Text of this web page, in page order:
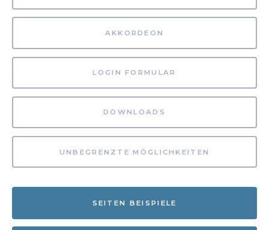
AKKORDEON
LOGIN FORMULAR
DOWNLOADS
UNBEGRENZTE MÖGLICHKEITEN
SEITEN BEISPIELE